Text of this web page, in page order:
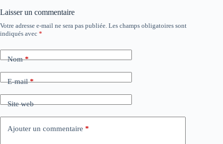
Laisser un commentaire
Votre adresse e-mail ne sera pas publiée. Les champs obligatoires sont
indiqués avec *
Nom*
E-mail*
Site web
Ajouter un commentaire *